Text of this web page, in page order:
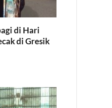
di Hari
di Gresik